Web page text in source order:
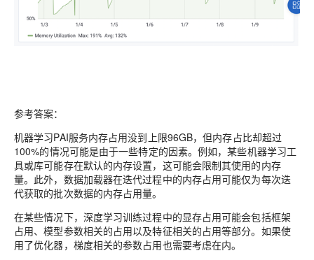
参考答案：
机器学习PAI服务内存占用没到上限96GB，但内存占比却超过
100%的情况可能是由于一些特定的因素。例如，某些机器学习工
具或库可能存在默认的内存设置，这可能会限制其使用的内存
量。此外，数据加载器在迭代过程中的内存占用可能仅为每次迭
代获取的批次数据的内存占用量。
在某些情况下，深度学习训练过程中的显存占用可能会包括框架
占用、模型参数相关的占用以及特征相关的占用等部分。如果使
用了优化器，梯度相关的参数占用也需要考虑在内。